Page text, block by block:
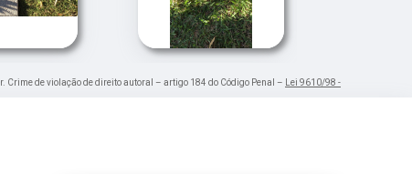
de violação de direito autoral – artigo 184 do Código Penal – Lei 9610/98 -